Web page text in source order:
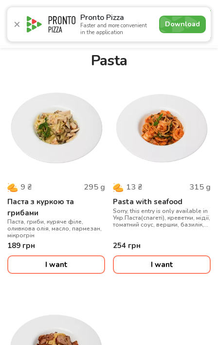
Pronto Pizza
Faster and more convenient
in the application
Download
5.0
Promotions Pizza Sushi Burgers Сombo
Pasta
9 ₴ 295 g
Паста з куркою та
грибами
Паста, гриби, куряче філе,
оливкова олія, масло, пармезан,
мікрогрін
189 грн
I want
13 ₴ 315 g
Pasta with seafood
Sorry, this entry is only available in
Укр.Паста(спагеті), креветки, мідії,
томатний соус, вершки, базилік,
254 грн
I want